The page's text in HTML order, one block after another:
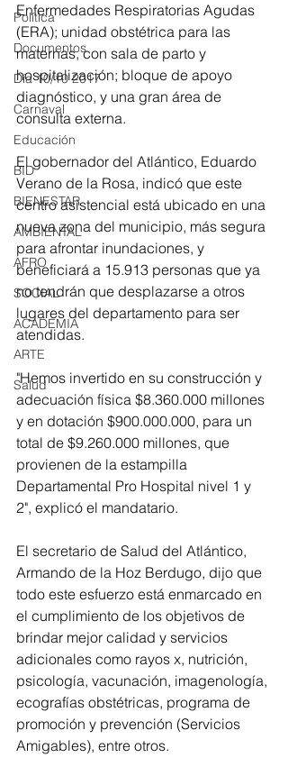
Política
Documentos
Día 10/10 2017
Carnaval
Educación
BID
BIENESTAR
AMBIENTAL
AFRO
SOCIAL
ACADEMIA
ARTE
Salud
Enfermedades Respiratorias Agudas
(ERA); unidad obstétrica para las
maternas, con sala de parto y
hospitalización; bloque de apoyo
diagnóstico, y una gran área de
consulta externa.
El gobernador del Atlántico, Eduardo
Verano de la Rosa, indicó que este
centro asistencial está ubicado en una
nueva zona del municipio, más segura
para afrontar inundaciones, y
beneficiará a 15.913 personas que ya
no tendrán que desplazarse a otros
lugares del departamento para ser
atendidas.
"Hemos invertido en su construcción y
adecuación física $8.360.000 millones
y en dotación $900.000.000, para un
total de $9.260.000 millones, que
provienen de la estampilla
Departamental Pro Hospital nivel 1 y
2", explicó el mandatario.
El secretario de Salud del Atlántico,
Armando de la Hoz Berdugo, dijo que
todo este esfuerzo está enmarcado en
el cumplimiento de los objetivos de
brindar mejor calidad y servicios
adicionales como rayos x, nutrición,
psicología, vacunación, imagenología,
ecografías obstétricas, programa de
promoción y prevención (Servicios
Amigables), entre otros.